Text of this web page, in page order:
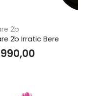
2b
2b Irratic Bere
990,00